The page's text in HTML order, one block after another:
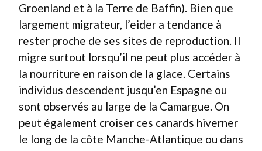
Groenland et à la Terre de Baffin). Bien que
largement migrateur, l’eider a tendance à
rester proche de ses sites de reproduction. Il
migre surtout lorsqu’il ne peut plus accéder à
la nourriture en raison de la glace. Certains
individus descendent jusqu’en Espagne ou
sont observés au large de la Camargue. On
peut également croiser ces canards hiverner
le long de la côte Manche-Atlantique ou dans